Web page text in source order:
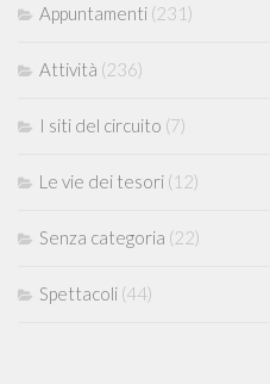
Appuntamenti (231)
Attività (236)
I siti del circuito (7)
Le vie dei tesori (12)
Senza categoria (22)
Spettacoli (44)